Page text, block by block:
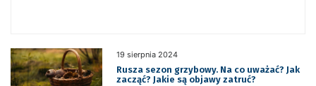
19 sierpnia 2024
Rusza sezon grzybowy. Na co uważać? Jak
zacząć? Jakie są objawy zatruć?